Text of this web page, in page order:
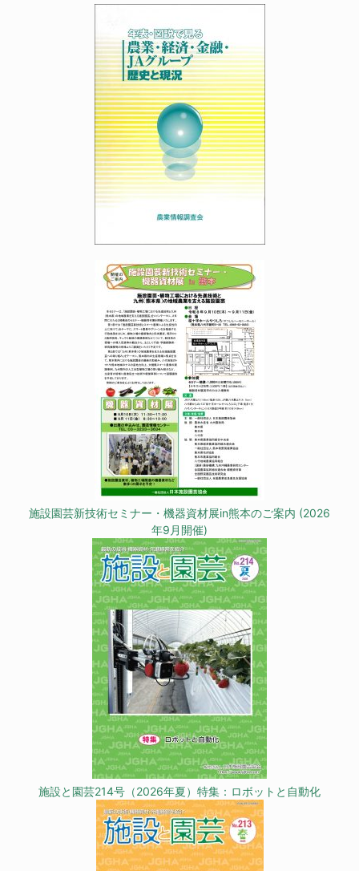
施設園芸新技術セミナー・機器資材展in熊本のご案内 (2026
年9月開催)
施設と園芸214号（2026年夏）特集：ロボットと自動化